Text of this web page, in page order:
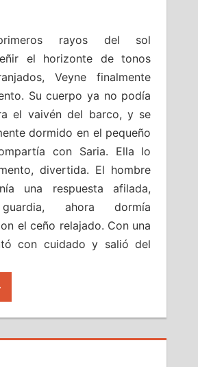
rayos del sol
el horizonte de tonos
Veyne finalmente
Su cuerpo ya no podía
el vaivén del barco, y se
dormido en el pequeño
con Saria. Ella lo
divertida. El hombre
una respuesta afilada,
ahora dormía
el ceño relajado. Con una
con cuidado y salió del